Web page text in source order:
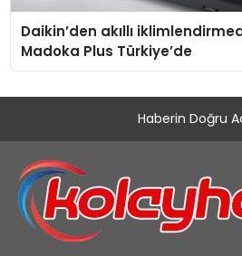
Daikin’den akıllı
Madoka Plus Türkiye’de
Haberin Doğru